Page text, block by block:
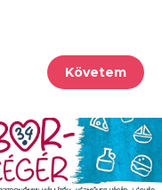
Követem